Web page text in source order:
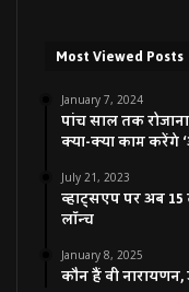
Most Viewed Posts
January 7, 2024
पांच साल तक
क्या-क्या काम करेंगे
July 21, 2023
व्हाट्सएप पर अब
लॉन्च
January 8, 2025
कौन हैं वी